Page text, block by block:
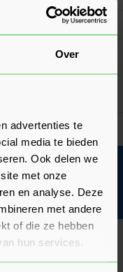
Over
advertenties te
media te bieden
Ook delen we
met onze
en analyse. Deze
met andere
of die ze hebben
hun services.
Ga